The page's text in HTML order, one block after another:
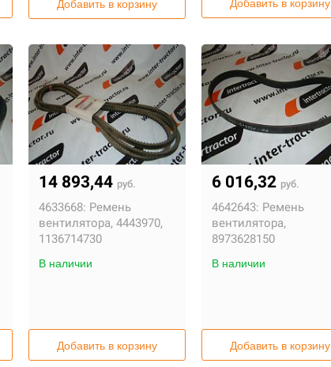
Добавить в корзину Добавить в корзину
14 893,44 руб.
4633668: Ремень
вентилятора, 4443970,
1136714730
В наличии
Добавить в корзину
6 016,32 руб.
4642643: Ремень
вентилятора,
8973628150
В наличии
Добавить в корзину